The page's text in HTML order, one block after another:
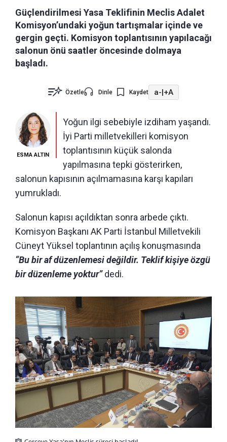
Güçlendirilmesi Yasa Teklifinin Meclis Adalet
Komisyon’undaki yoğun tartışmalar içinde ve
gergin geçti. Komisyon toplantısının yapılacağı
salonun önü saatler öncesinde dolmaya
başladı.
Özetle Dinle Kaydet a-|+A
ESMA ALTIN
Yoğun ilgi sebebiyle izdiham yaşandı.
İyi Parti milletvekilleri komisyon
toplantısının küçük salonda
yapılmasına tepki gösterirken,
salonun kapısının açılmamasına karşı kapıları
yumrukladı.
Salonun kapısı açıldıktan sonra arbede çıktı.
Komisyon Başkanı AK Parti İstanbul Milletvekili
Cüneyt Yüksel toplantının açılış konuşmasında
“Bu bir af düzenlemesi değildir. Teklif kişiye özgü
bir düzenleme yoktur”dedi.